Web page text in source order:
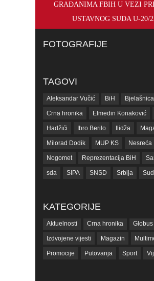
GRAĐANIMA FBIH U VEZI
USTAVNOG SUDA U-20/
FOTOGRAFIJE
TAGOVI
Aleksandar Vučić BiH Bjelašnica
Crna hronika Elmedin Konaković
Hadžići Ibro Berilo Ilidža
Milorad Dodik MUP KS Nesreća
Nogomet Reprezentacija BiH
sda SIPA SNSD Srbija
Tužilaštvo KS ubistvo
KATEGORIJE
Aktuelnosti Crna hronika Globus
Izdvojene vijesti Magazin
Promocije Putovanja Sport